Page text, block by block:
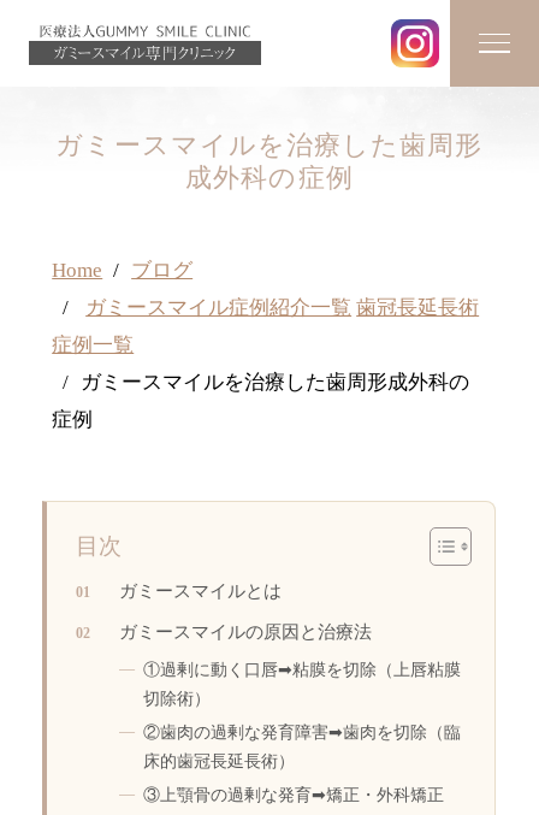
ガミースマイルを治療した歯周形
成外科の症例
Home
ブログ
ガミースマイル症例紹介一覧 歯冠長延長術
症例一覧
ガミースマイルを治療した歯周形成外科の
症例
目次
ガミースマイルとは
ガミースマイルの原因と治療法
①過剰に動く口唇➡︎粘膜を切除（上唇粘膜
切除術）
②歯肉の過剰な発育障害➡︎歯肉を切除（臨
床的歯冠長延長術）
③上顎骨の過剰な発育➡︎矯正・外科矯正